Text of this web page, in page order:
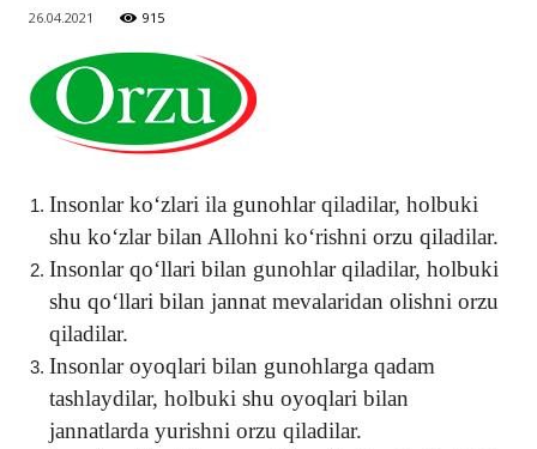
26.04.2021 915
Insonlar ko‘zlari ila gunohlar qiladilar, holbuki
shu ko‘zlar bilan Allohni ko‘rishni orzu qiladilar.
Insonlar qo‘llari bilan gunohlar qiladilar, holbuki
shu qo‘llari bilan jannat mevalaridan olishni orzu
qiladilar.
Insonlar oyoqlari bilan gunohlarga qadam
tashlaydilar, holbuki shu oyoqlari bilan
jannatlarda yurishni orzu qiladilar.